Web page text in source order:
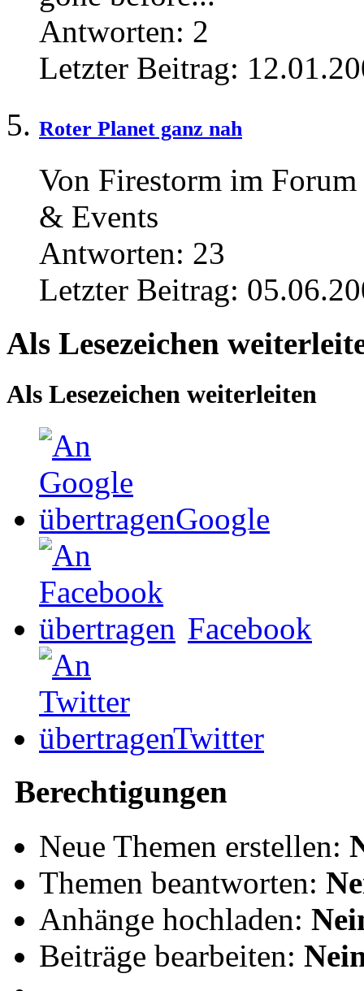
Antworten: 2
Letzter Beitrag:
Roter Planet ganz nah
Von Firestorm im
& Events
Antworten: 23
Letzter Beitrag:
Als Lesezeichen
Als Lesezeichen weiterleiten
Google
Facebook
Twitter
Berechtigungen
Neue Themen erstellen:
Themen beantworten:
Anhänge hochladen:
Beiträge bearbeiten: